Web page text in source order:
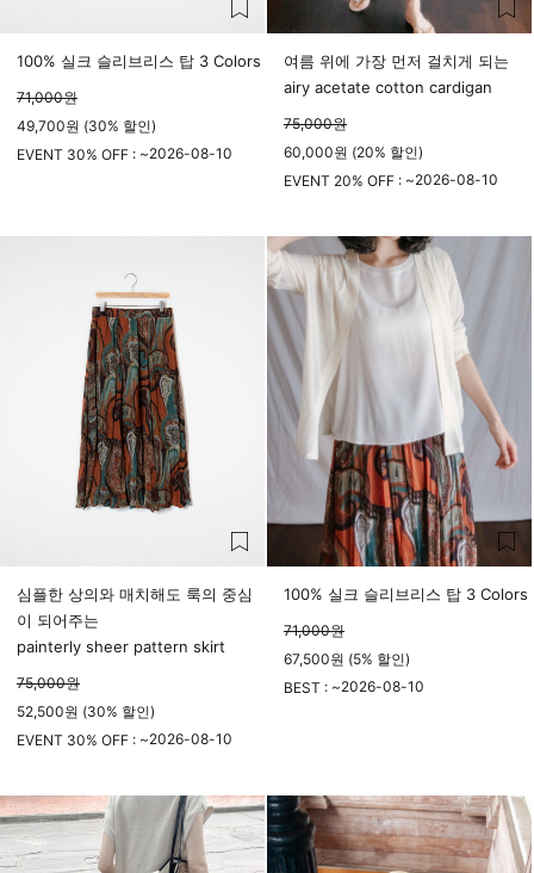
100% 실크 슬리브리스 탑 3 Colors
71,000원
49,700원 (30% 할인)
EVENT 30% OFF : ~2026-08-10
여름 위에 가장 먼저 걸치게 되는
airy acetate cotton cardigan
75,000원
60,000원 (20% 할인)
EVENT 20% OFF : ~2026-08-10
심플한 상의와 매치해도 룩의 중심
이 되어주는
painterly sheer pattern skirt
75,000원
52,500원 (30% 할인)
EVENT 30% OFF : ~2026-08-10
100% 실크 슬리브리스 탑 3 Colors
71,000원
67,500원 (5% 할인)
BEST : ~2026-08-10